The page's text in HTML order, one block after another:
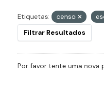
Etiquetas: censo
Filtrar Resultados
Por favor tente uma nova